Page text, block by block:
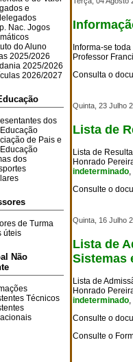
e
Nac. Jogos
do Aluno
2025/2026
2025/2026
2026/2027
dos
de Pais e
dos
de Turma
úteis
Não
Técnicos
Informa-se
Professor
Consulta o
Quinta, 23 Julho
Lista de
Lista de
Honrado
indeterminado
Consulte o
Quinta, 16 Julho
Lista de
Sistemas
Lista de
Honrado
indeterminado
Consulte o
Consulte o